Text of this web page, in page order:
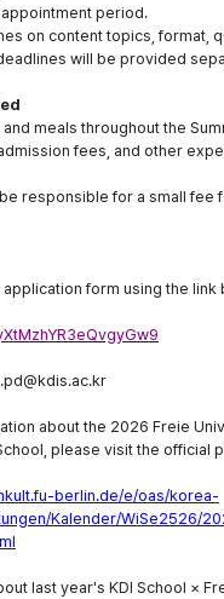
appointment period.
on content topics, format,
will be provided
meals throughout the
fees, and other
responsible for a small fee
form using the link
about the 2026 Freie
please visit the official
berlin.de/e/oas/korea-
Kalender/WiSe2526/
last year's KDI School ×